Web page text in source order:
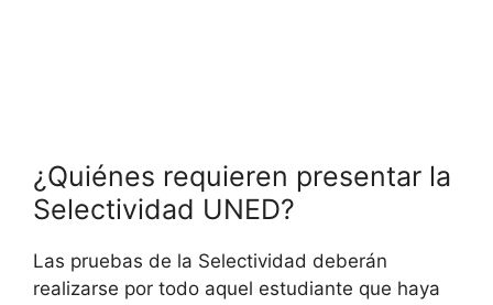
¿Quiénes requieren presentar la
Selectividad UNED?
Las pruebas de la Selectividad deberán
realizarse por todo aquel estudiante que haya